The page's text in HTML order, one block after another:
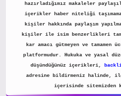
hazırladığımız makaleler
içerikler haber niteliği
kişiler hakkında paylaşım
kişiler ile isim benzerlikleri
kar amacı gütmeyen ve
platformudur. Hukuka ve yasal
düşündüğünüz içerikleri,
adresine bildirmeniz halinde,
içerisinde sitemizden